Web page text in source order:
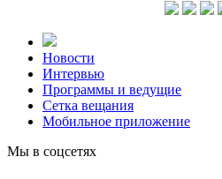
Новости
Интервью
Программы и ведущие
Сетка вещания
Мобильное приложение
Мы в соцсетях